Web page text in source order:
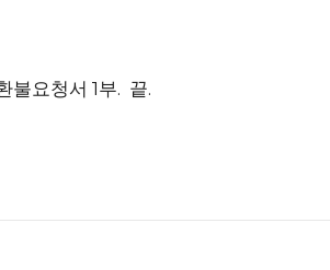
불요청서 1부. 끝.